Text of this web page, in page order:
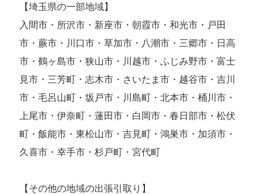
【埼玉県の一部地域】
入間市・所沢市・新座市・朝霞市・和光市・戸田
市・蕨市・川口市・草加市・八潮市・三郷市・日高
市・鶴ヶ島市・狭山市・川越市・ふじみ野市・富士
見市・三芳町・志木市・さいたま市・越谷市・吉川
市・毛呂山町・坂戸市・川島町・北本市・桶川市・
上尾市・伊奈町・蓮田市・白岡市・春日部市・松伏
町・飯能市・東松山市・吉見町・鴻巣市・加須市・
久喜市・幸手市・杉戸町・宮代町
【その他の地域の出張引取り】